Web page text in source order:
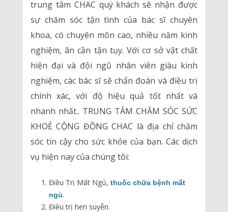
trung tâm CHAC quý khách sẽ nhận được
sự chăm sóc tận tình của bác sĩ chuyên
khoa, có chuyên môn cao, nhiều năm kinh
nghiệm, ân cần tận tụy. Với cơ sở vật chất
hiện đại và đội ngũ nhân viên giàu kinh
nghiệm, các bác sĩ sẽ chẩn đoán và điều trị
chính xác, với độ hiệu quả tốt nhất và
nhanh nhất.. TRUNG TÂM CHĂM SÓC SỨC
KHOẺ CỘNG ĐỒNG CHAC là địa chỉ chăm
sóc tin cậy cho sức khỏe của bạn. Các dịch
vụ hiện nay của chúng tôi:
Điều Trị Mất Ngủ, thuốc chữa bệnh mất
ngủ.
Điều trị hen suyễn.